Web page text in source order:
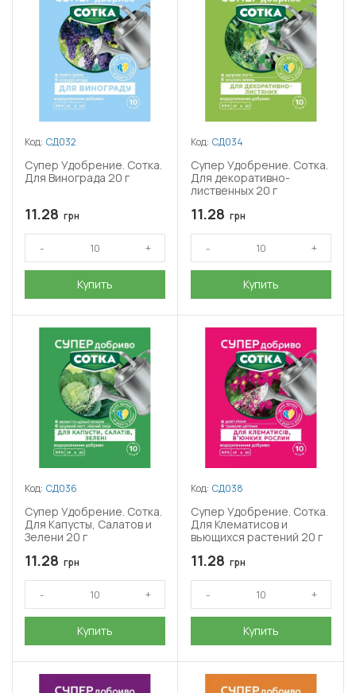
Код: СД032
Супер Удобрение. Сотка.
Для Винограда 20 г
11.28 грн
Купить
Код: СД034
Супер Удобрение. Сотка.
Для декоративно-
лиственных 20 г
11.28 грн
Купить
Код: СД036
Супер Удобрение. Сотка.
Для Капусты, Салатов и
Зелени 20 г
11.28 грн
Купить
Код: СД038
Супер Удобрение. Сотка.
Для Клематисов и
вьющихся растений 20 г
11.28 грн
Купить